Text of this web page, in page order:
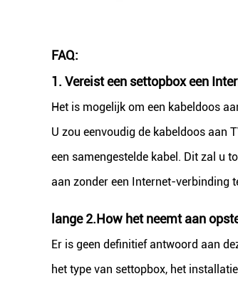
FAQ:
1. Vereist een settopbox een
Het is mogelijk om een kabeldoos
U zou eenvoudig de kabeldoos aan
een samengestelde kabel. Dit zal u
aan zonder een Internet-verbinding
lange2.How het neemt aan
Er is geen definitief antwoord aan
het type van settopbox, het